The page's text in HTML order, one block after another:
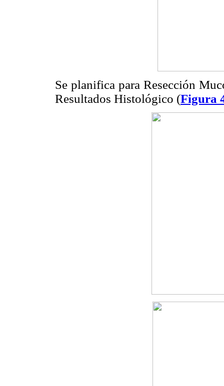
Se planifica para Resección
Resultados Histológico (Figura